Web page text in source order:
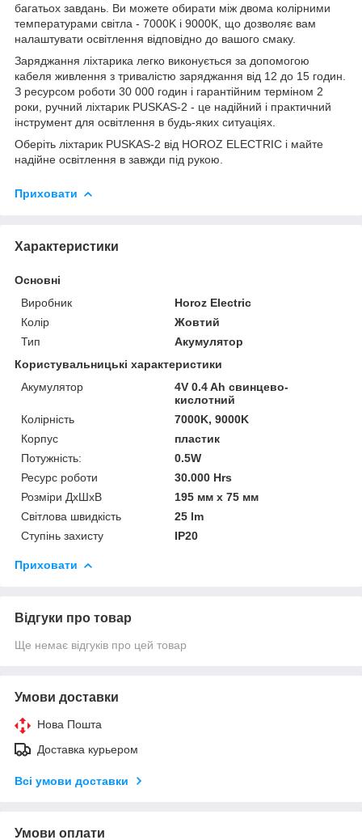
багатьох завдань. Ви можете обирати між двома колірними
температурами світла - 7000K і 9000K, що дозволяє вам
налаштувати освітлення відповідно до вашого смаку.
Заряджання ліхтарика легко виконується за допомогою
кабеля живлення з тривалістю заряджання від 12 до 15 годин.
З ресурсом роботи 30 000 годин і гарантійним терміном 2
роки, ручний ліхтарик PUSKAS-2 - це надійний і практичний
інструмент для освітлення в будь-яких ситуаціях.
Оберіть ліхтарик PUSKAS-2 від HOROZ ELECTRIC і майте
надійне освітлення в завжди під рукою.
Приховати
Характеристики
Основні
Виробник
Horoz Electric
Колір
Жовтий
Тип
Акумулятор
Користувальницькі характеристики
Акумулятор
4V 0.4 Ah свинцево-
кислотний
Колірність
7000K, 9000K
Корпус
пластик
Потужність:
0.5W
Ресурс роботи
30.000 Hrs
Розміри ДхШхВ
195 мм x 75 мм
Світлова швидкість
25 lm
Ступінь захисту
IP20
Приховати
Відгуки про товар
Ще немає відгуків про цей товар
Умови доставки
Нова Пошта
Доставка курьером
Всі умови доставки
Умови оплати